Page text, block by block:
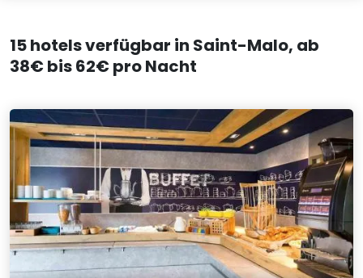
15 hotels verfügbar in Saint-Malo, ab
38€ bis 62€ pro Nacht